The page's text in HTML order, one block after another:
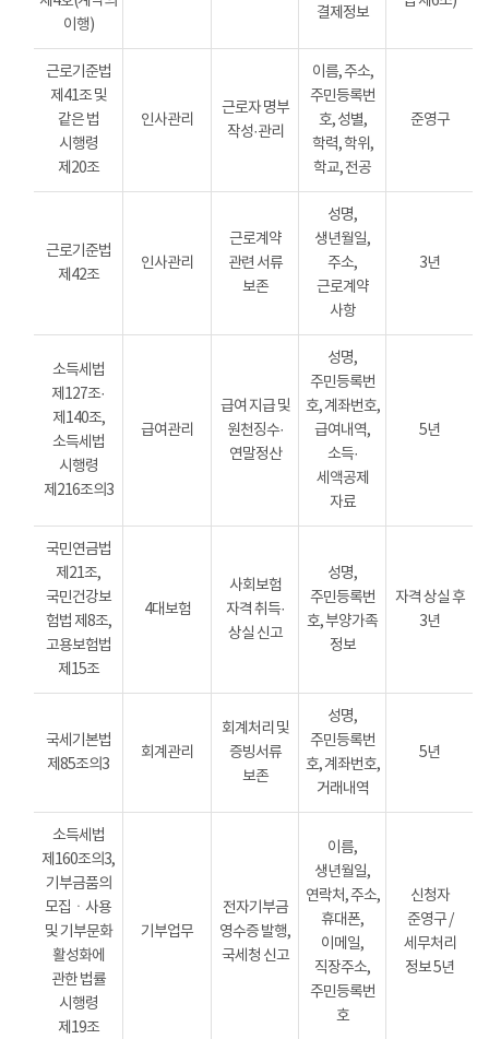
이행)
결제정보
근로기준법
제41조 및
같은 법
시행령
제20조
인사관리
근로자 명부
작성·관리
이름, 주소,
주민등록번
호, 성별,
학력, 학위,
학교, 전공
준영구
근로기준법
제42조
인사관리
근로계약
관련 서류
보존
성명,
생년월일,
주소,
근로계약
사항
3년
소득세법
제127조·
제140조,
소득세법
시행령
제216조의3
급여관리
급여 지급 및
원천징수·
연말정산
성명,
주민등록번
호, 계좌번호,
급여내역,
소득·
세액공제
자료
5년
국민연금법
제21조,
국민건강보
험법 제8조,
고용보험법
제15조
4대보험
사회보험
자격 취득·
상실 신고
성명,
주민등록번
호, 부양가족
정보
자격 상실 후
3년
국세기본법
제85조의3
회계관리
회계처리 및
증빙서류
보존
성명,
주민등록번
호, 계좌번호,
거래내역
5년
소득세법
제160조의3,
기부금품의
모집ㆍ사용
및 기부문화
활성화에
관한 법률
시행령
제19조
기부업무
전자기부금
영수증 발행,
국세청 신고
이름,
생년월일,
연락처, 주소,
휴대폰,
이메일,
직장주소,
주민등록번
호
신청자
준영구 /
세무처리
정보 5년